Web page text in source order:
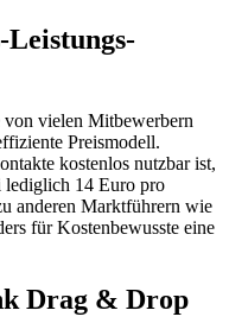
Leistungs-
vielen Mitbewerbern
Preismodell.
kostenlos nutzbar ist,
lediglich 14 Euro pro
anderen Marktführern wie
für Kostenbewusste eine
Drag & Drop